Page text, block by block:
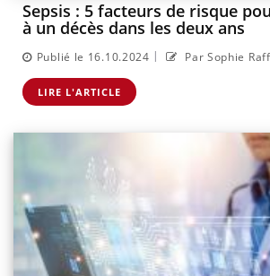
Sepsis : 5 facteurs de risque
à un décès dans les deux ans
Publié le 16.10.2024 | Par Sophie
LIRE L'ARTICLE